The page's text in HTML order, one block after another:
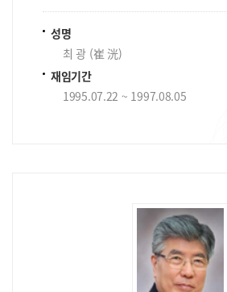
성명
최 광 (崔 洸)
재임기간
1995.07.22 ~ 1997.08.05